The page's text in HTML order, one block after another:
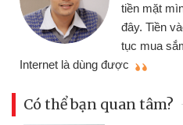
tiền mặt
đây. Tiền
tục mua
Internet là dùng được
Có thể bạn quan tâm?